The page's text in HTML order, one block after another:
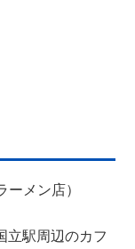
メン店）
立駅周辺のカフ